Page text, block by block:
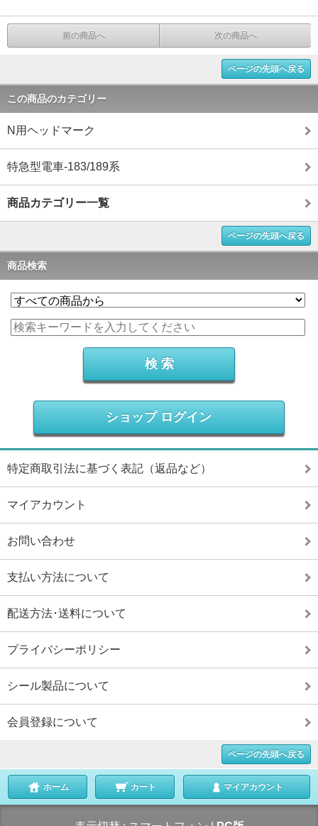
前の商品へ 次の商品へ
ページの先頭へ戻る
この商品のカテゴリー
N用ヘッドマーク
特急型電車-183/189系
商品カテゴリー一覧
ページの先頭へ戻る
商品検索
ショップ ログイン
特定商取引法に基づく表記（返品など）
マイアカウント
お問い合わせ
支払い方法について
配送方法･送料について
プライバシーポリシー
シール製品について
会員登録について
ページの先頭へ戻る
ホーム カート マイアカウント